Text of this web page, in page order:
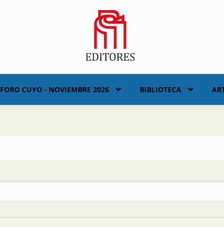
FORO CUYO - NOVIEMBRE 2026 BIBLIOTECA